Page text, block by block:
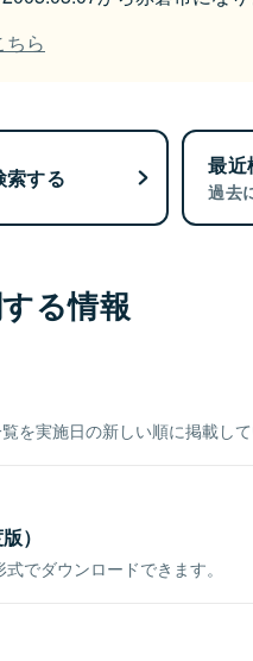
ちら
索する 最近
過去
る情報
を実施日の新しい順に掲載して
）
でダウンロードできます。